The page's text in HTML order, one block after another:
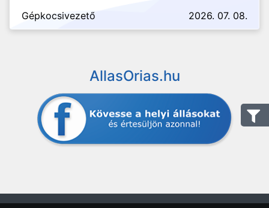
Gépkocsivezető 2026. 07. 08.
AllasOrias.hu